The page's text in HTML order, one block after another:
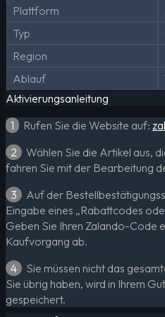
Plattform
Typ
Region
Ablauf
Aktivierungsanleitung
1
Rufen Sie die Website auf:
2
Wählen Sie die Artikel aus,
fahren Sie mit der Bearbeitung
3
Auf der
Eingabe eines „Rabattcodes
Geben Sie Ihren Zalando-Code
Kaufvorgang ab.
4
Sie müssen nicht das
Sie übrig haben, wird in Ihrem
gespeichert.